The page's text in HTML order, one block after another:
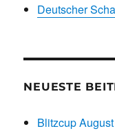
Deutscher
NEUESTE
Blitzcup